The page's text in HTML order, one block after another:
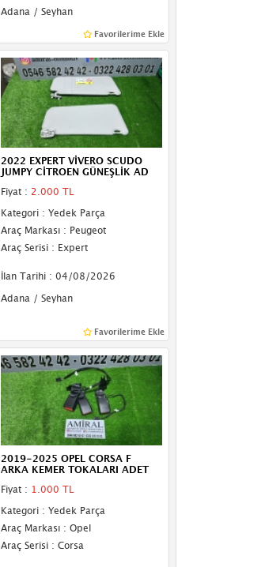
Adana / Seyhan
Favorilerime Ekle
2022 EXPERT VİVERO SCUDO
JUMPY CİTROEN GÜNEŞLİK AD
Fiyat : 2.000 TL
Kategori : Yedek Parça
Araç Markası : Peugeot
Araç Serisi : Expert
İlan Tarihi : 04/08/2026
Adana / Seyhan
Favorilerime Ekle
2019-2025 OPEL CORSA F
ARKA KEMER TOKALARI ADET
Fiyat : 1.000 TL
Kategori : Yedek Parça
Araç Markası : Opel
Araç Serisi : Corsa